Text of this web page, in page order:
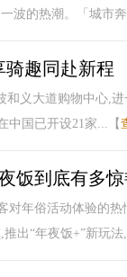
波的热潮。「城市
骑趣同赴新程
和义大道购物中心,
中国已开设21家...【
饭到底有多
对年俗活动体验的
出“年夜饭+”新玩法